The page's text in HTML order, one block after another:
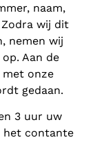
naam,
wij dit
nemen wij
Aan de
met onze
gedaan.
3 uur uw
het contante